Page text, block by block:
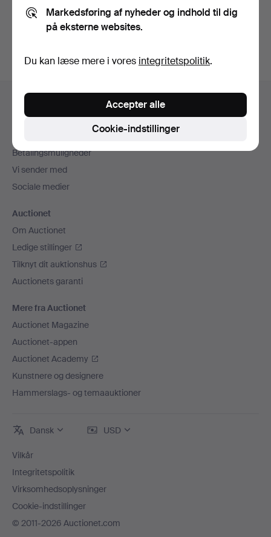
Du kan også søge ivores arkiv med afsluttede
auktioner.
Sidefodsnavigation
Hjælp og kontaktoplysninger
Kontakt supporten
Betalingsmuligheder
Vi sender med
Sociale medier
Auctionet
Om Auctionet
Ledige stillinger
Tilknyt dit auktionshus
Auctionets garanti
Mere fra Auctionet
Auctionet Magazine
Auctionet-appen
Auctionet Academy
Kunstnere og designere
Hammerslags- og temaauktioner
Dansk USD
Vilkår
Integritetspolitik
Virksomhedsoplysninger
Cookie-indstillinger
© 2011-2026 Auctionet.com
Markedsføring af nyheder og indhold til dig
på eksterne websites.
Du kan læse mere i vores integritetspolitik.
Cookie-indstillinger
Accepter alle